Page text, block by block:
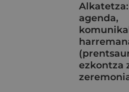
agenda,
ezkontza